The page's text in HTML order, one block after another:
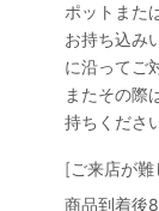
ポットまた
お持ち込み
に沿ってご
またその際
持ちくださ
[ご来店が難
商品到着後